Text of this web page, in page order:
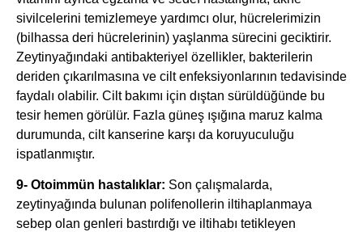
sivilcelerini temizlemeye yardımcı olur, hücrelerimizin
(bilhassa deri hücrelerinin) yaşlanma sürecini geciktirir.
Zeytinyağındaki antibakteriyel özellikler, bakterilerin
deriden çıkarılmasına ve cilt enfeksiyonlarının tedavisinde
faydalı olabilir. Cilt bakımı için dıştan sürüldüğünde bu
tesir hemen görülür. Fazla güneş ışığına maruz kalma
durumunda, cilt kanserine karşı da koruyuculuğu
ispatlanmıştır.
9- Otoimmün hastalıklar: Son çalışmalarda,
zeytinyağında bulunan polifenollerin iltihaplanmaya
sebep olan genleri bastırdığı ve iltihabı tetikleyen